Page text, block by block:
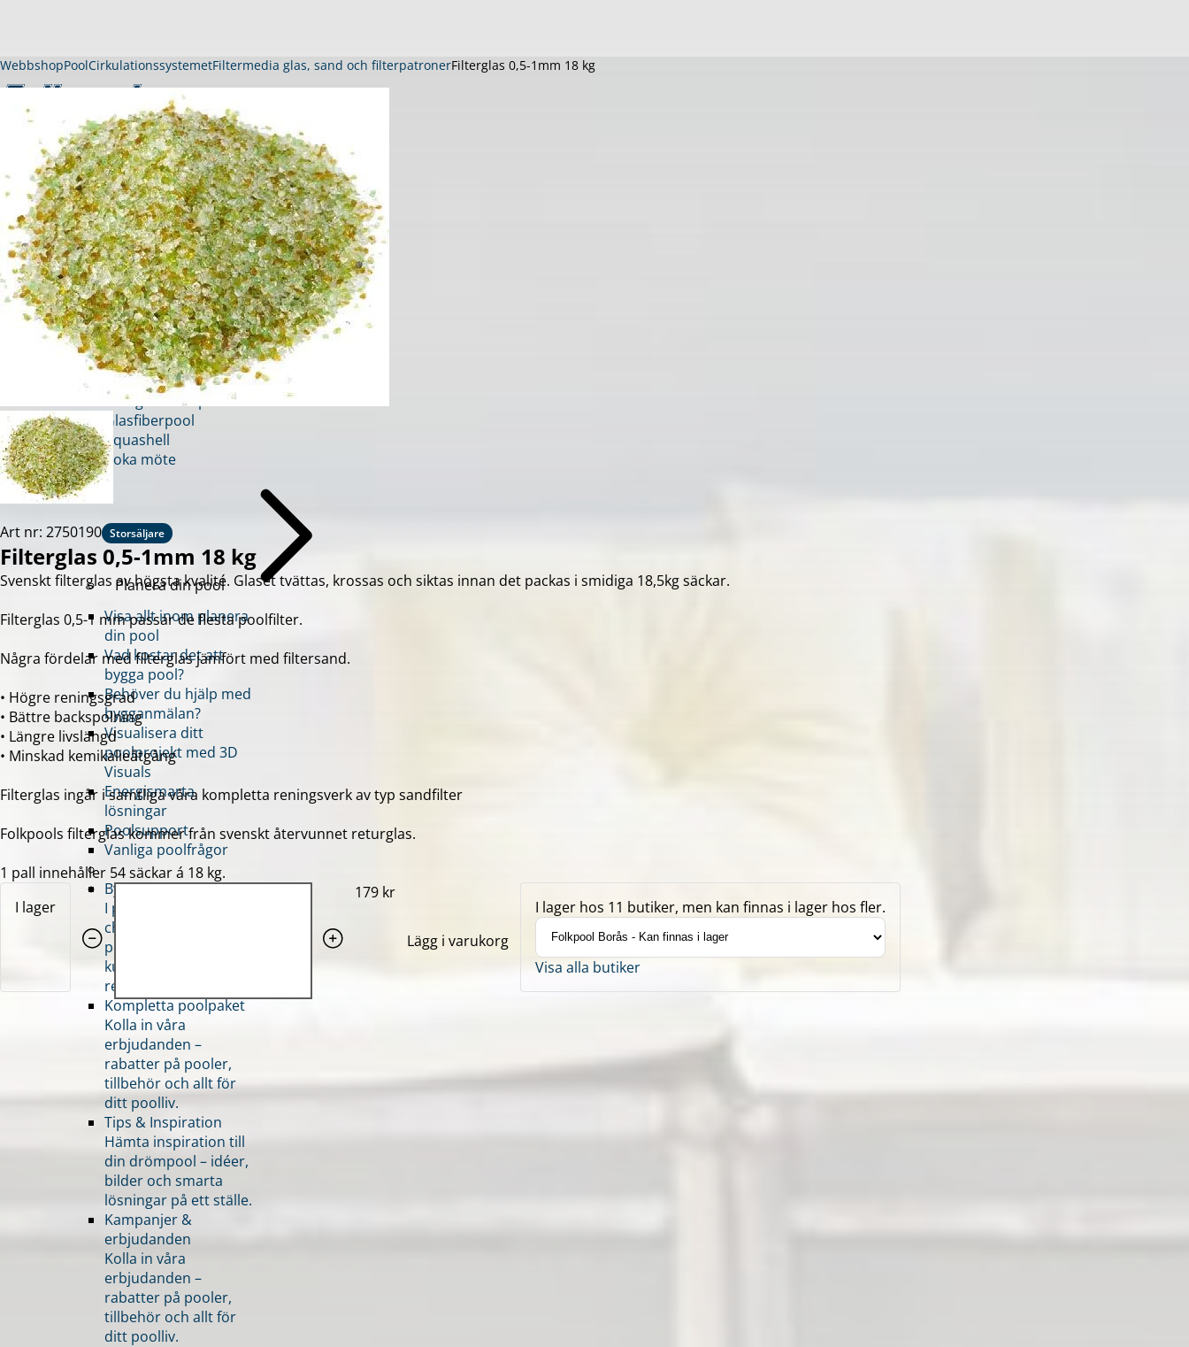
Pool
Köpa pool
Visa allt inom pool
Thermopool Dura
Thermopool Luxe
Träpool Quadra
Gardenpool
Långsmal pool
Energismarta poolen
Glasfiberpool
Aquashell
Boka möte
Planera din pool
Visa allt inom planera
din pool
Vad kostar det att
bygga pool?
Behöver du hjälp med
bygganmälan?
Visualisera ditt
poolprojekt med 3D
Visuals
Energismarta
lösningar
Poolsupport
Vanliga poolfrågor
Bygg din drömpool
I poolbyggaren har du
chansen att bygga din
pool visuellt och
kunna se det färdiga
resultatet.
Kompletta poolpaket
Kolla in våra
erbjudanden –
rabatter på pooler,
tillbehör och allt för
ditt poolliv.
Tips & Inspiration
Hämta inspiration till
din drömpool – idéer,
bilder och smarta
lösningar på ett ställe.
Kampanjer &
erbjudanden
Kolla in våra
erbjudanden –
rabatter på pooler,
tillbehör och allt för
ditt poolliv.
WebbshopPoolCirkulationssystemetFiltermedia glas, sand och filterpatronerFilterglas 0,5-1mm 18 kg
Art nr: 2750190 Storsäljare
Filterglas 0,5-1mm 18 kg
Svenskt filterglas av högsta kvalité. Glaset tvättas, krossas och siktas innan det packas i smidiga 18,5kg säckar.
Filterglas 0,5-1 mm passar de flesta poolfilter.
Några fördelar med filterglas jämfört med filtersand.
• Högre reningsgrad
• Bättre backspolning
• Längre livslängd
• Minskad kemikalieåtgång
Filterglas ingår i samtliga våra kompletta reningsverk av typ sandfilter
Folkpools filterglas kommer från svenskt återvunnet returglas.
1 pall innehåller 54 säckar á 18 kg.
I lager
Quantity: 1 179 kr
Lägg i varukorg
I lager hos 11 butiker, men kan finnas i lager hos fler.
Visa alla butiker